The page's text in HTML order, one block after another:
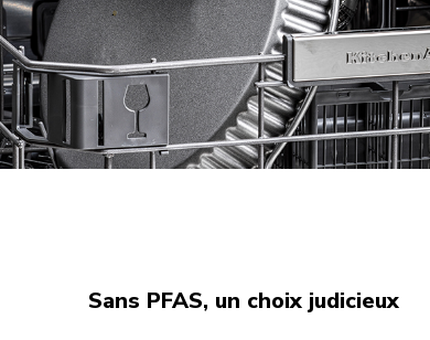
Sans PFAS, un choix judicieux